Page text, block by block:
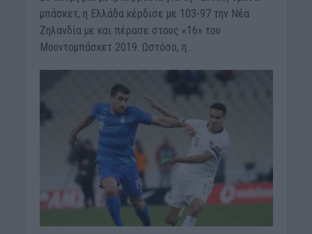
μπάσκετ, η Ελλάδα κέρδισε με 103-97 την Νέα
Ζηλανδία με και πέρασε στους «16» του
Μουντομπάσκετ 2019. Ωστόσο, η...